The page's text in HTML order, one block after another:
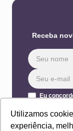
Utilizamos
experiência,
Receba
Eu